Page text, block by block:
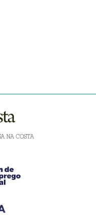
NA COSTA